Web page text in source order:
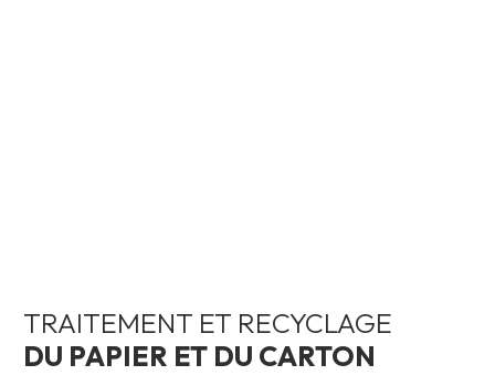
TRAITEMENT ET RECYCLAGE
DU PAPIER ET DU CARTON